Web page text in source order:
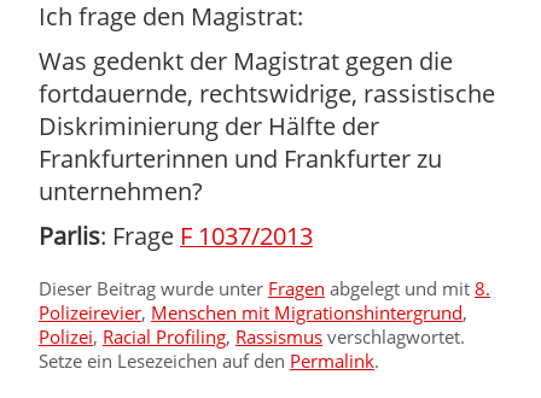
Ich frage den Magistrat:
Was gedenkt der Magistrat gegen die
fortdauernde, rechtswidrige, rassistische
Diskriminierung der Hälfte der
Frankfurterinnen und Frankfurter zu
unternehmen?
Parlis: Frage F 1037/2013
Dieser Beitrag wurde unter Fragen abgelegt und mit 8.
Polizeirevier, Menschen mit Migrationshintergrund,
Polizei, Racial Profiling, Rassismus verschlagwortet.
Setze ein Lesezeichen auf den Permalink.